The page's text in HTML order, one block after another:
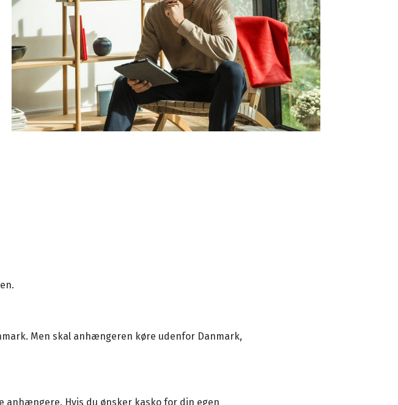
Men skal anhængeren køre udenfor Danmark,
Hvis du ønsker kasko for din egen